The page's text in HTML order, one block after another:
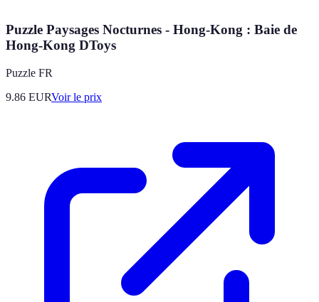
Puzzle Paysages Nocturnes - Hong-Kong : Baie de
Hong-Kong DToys
Puzzle FR
9.86 EURVoir le prix